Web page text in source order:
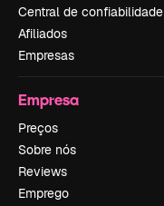
Central de confiabilidade
Afiliados
Empresas
Empresa
Preços
Sobre nós
Reviews
Emprego